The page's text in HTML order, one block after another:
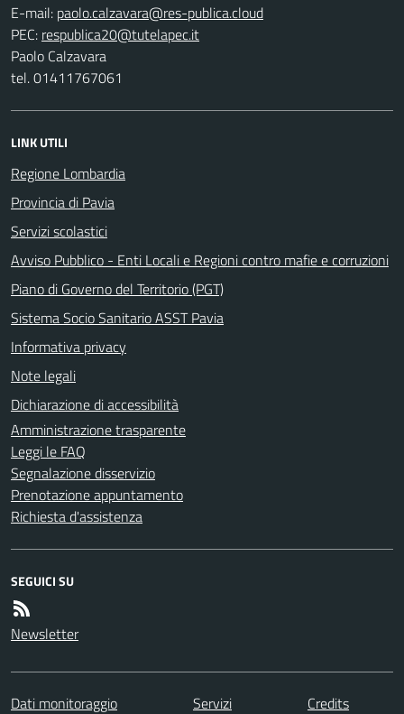
E-mail:
PEC:
Paolo Calzavara
tel. 01411767061
LINK UTILI
Regione Lombardia
Provincia di Pavia
Servizi scolastici
Avviso Pubblico - Enti Locali e Regioni contro mafie e corruzioni
Piano di Governo del Territorio (PGT)
Sistema Socio Sanitario ASST Pavia
Informativa privacy
Note legali
Dichiarazione di accessibilità
Amministrazione trasparente
Leggi le FAQ
Segnalazione disservizio
Prenotazione appuntamento
Richiesta d'assistenza
SEGUICI SU
Newsletter
Dati monitoraggio Servizi
Credits